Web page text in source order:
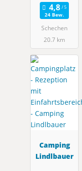
24 Bew.
Schechen
20.7 km
Camping
Lindlbauer